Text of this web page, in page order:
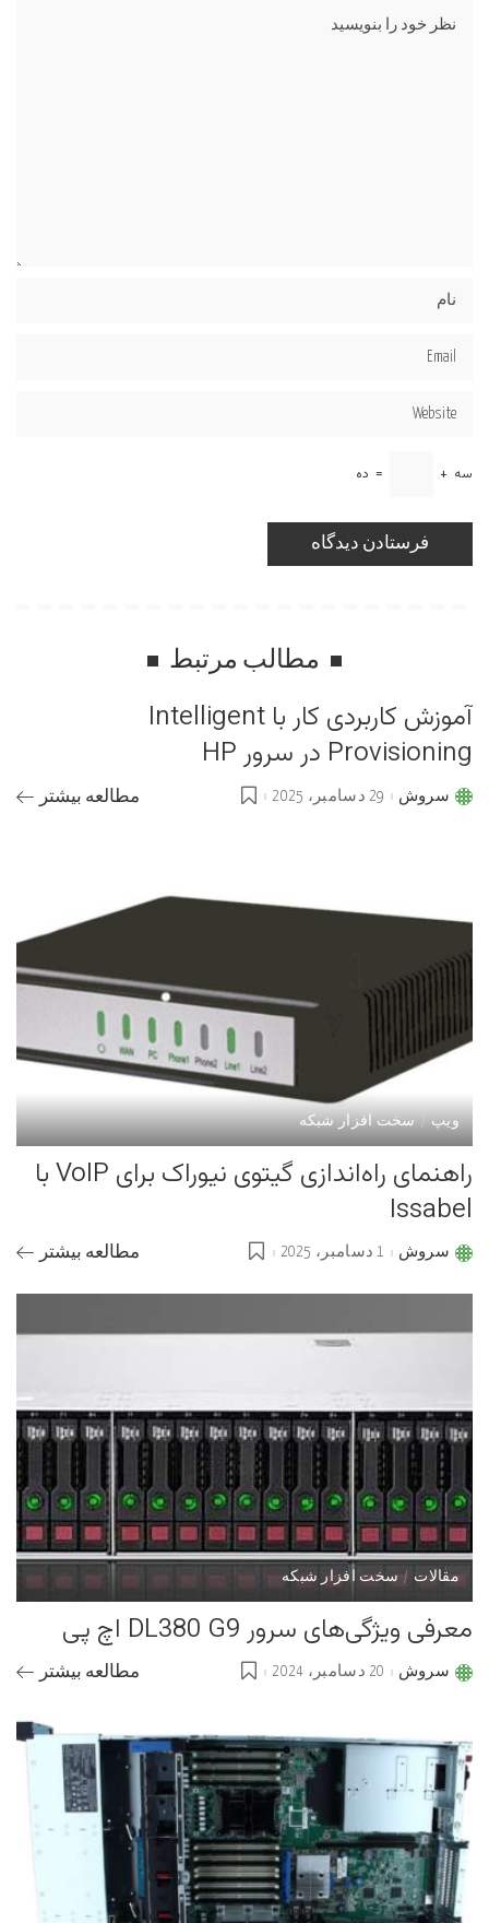
سه +
= ده
مطالب مرتبط
آموزش کاربردی کار با Intelligent
Provisioning در سرور HP
Postedسروش 29 دسامبر، 2025 مطالعه بیشتر
ویپ سخت افزار شبکه
راهنمای راه‌اندازی گیتوی نیوراک برای VoIP با
Issabel
Postedسروش 1 دسامبر، 2025 مطالعه بیشتر
مقالات سخت افزار شبکه
معرفی ویژگی‌های سرور DL380 G9 اچ پی
Postedسروش 20 دسامبر، 2024 مطالعه بیشتر